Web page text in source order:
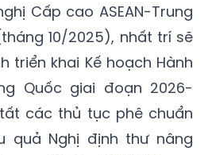
Cấp cao ASEAN-Trung
10/2025), nhất trí sẽ
triển khai Kế hoạch Hành
Quốc giai đoạn 2026-
các thủ tục phê chuẩn
quả Nghị định thư nâng